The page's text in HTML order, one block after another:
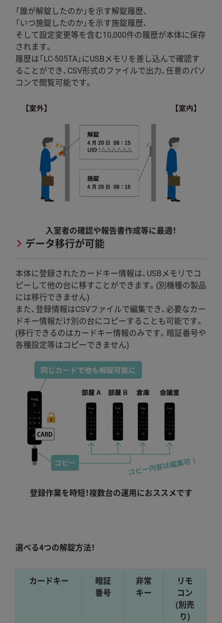
「誰が解錠したのか」を示す解錠履歴、
「いつ施錠したのか」を示す施錠履歴、
そして設定変更等を含む10,000件の履歴が本体に保存
されます。
履歴は「LC-505TA」にUSBメモリを差し込んで確認す
ることができ、CSV形式のファイルで出力、任意のパソ
コンで閲覧可能です。
入室者の確認や報告書作成等に最適！
データ移行が可能
本体に登録されたカードキー情報は、USBメモリでコ
ピーして他の台に移すことができます。(別機種の製品
には移行できません)
また、登録情報はCSVファイルで編集でき、必要なカー
ドキー情報だけ別の台にコピーすることも可能です。
(移行できるのはカードキー情報のみです。暗証番号や
各種設定等はコピーできません)
登録作業を時短！複数台の運用におススメです
選べる4つの解錠方法！
カードキー
暗証
番号
非常
キー
リモ
コン
(別売
り)